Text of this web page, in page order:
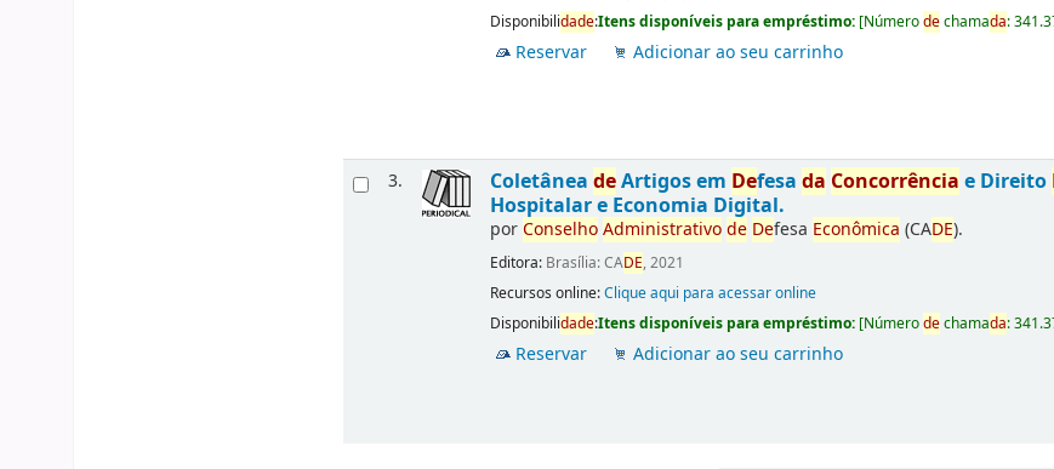
Disponibilidade:Itens disponíveis para empréstimo: [Númerodechamada:
Reservar Adicionar ao seu carrinho
3. ColetâneadeArtigos em Defesada Concorrência e Direito
Hospitalar e Economia Digital.
porConselhoAdministrativode Defesa Econômica (CADE).
Editora: Brasília: CADE, 2021
Recursos online:Clique aqui para acessar online
Disponibilidade:Itens disponíveis para empréstimo: [Númerodechamada:
Reservar Adicionar ao seu carrinho